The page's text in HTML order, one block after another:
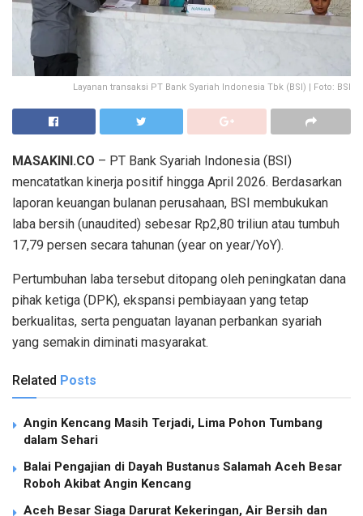
Layanan transaksi PT Bank Syariah Indonesia Tbk (BSI) | Foto: BSI
MASAKINI.CO – PT Bank Syariah Indonesia (BSI)
mencatatkan kinerja positif hingga April 2026. Berdasarkan
laporan keuangan bulanan perusahaan, BSI membukukan
laba bersih (unaudited) sebesar Rp2,80 triliun atau tumbuh
17,79 persen secara tahunan (year on year/YoY).
Pertumbuhan laba tersebut ditopang oleh peningkatan dana
pihak ketiga (DPK), ekspansi pembiayaan yang tetap
berkualitas, serta penguatan layanan perbankan syariah
yang semakin diminati masyarakat.
Related Posts
Angin Kencang Masih Terjadi, Lima Pohon Tumbang
dalam Sehari
Balai Pengajian di Dayah Bustanus Salamah Aceh Besar
Roboh Akibat Angin Kencang
Aceh Besar Siaga Darurat Kekeringan, Air Bersih dan